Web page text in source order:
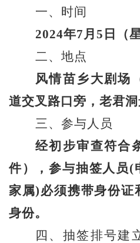
一、时间
2024年7月5日（
二、地点
风情苗乡大剧场
道交叉路口旁，老君洞
三、参与人员
经初步审查符合
件），参与抽签人员(
家属)必须携带身份证
身份。
四、抽签排号建